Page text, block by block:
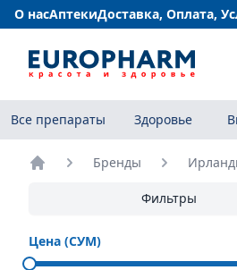
О насАптекиДоставка, Оплата,
Все препараты Здоровье
Бренды
Фильтры
Цена (СУМ)